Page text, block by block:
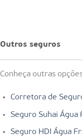
Outros seguros
Conheça outras
Corretora de
Seguro Suhai Água
Seguro HDI Água